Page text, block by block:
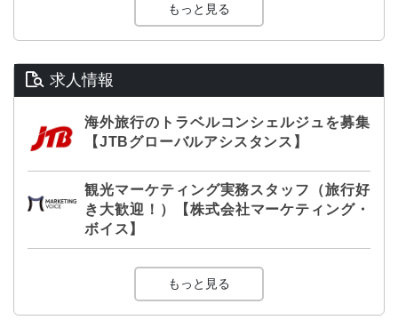
もっと見る
求人情報
海外旅行のトラベルコンシェルジュを募集
【JTBグローバルアシスタンス】
観光マーケティング実務スタッフ（旅行好
き大歓迎！）【株式会社マーケティング・
ボイス】
もっと見る